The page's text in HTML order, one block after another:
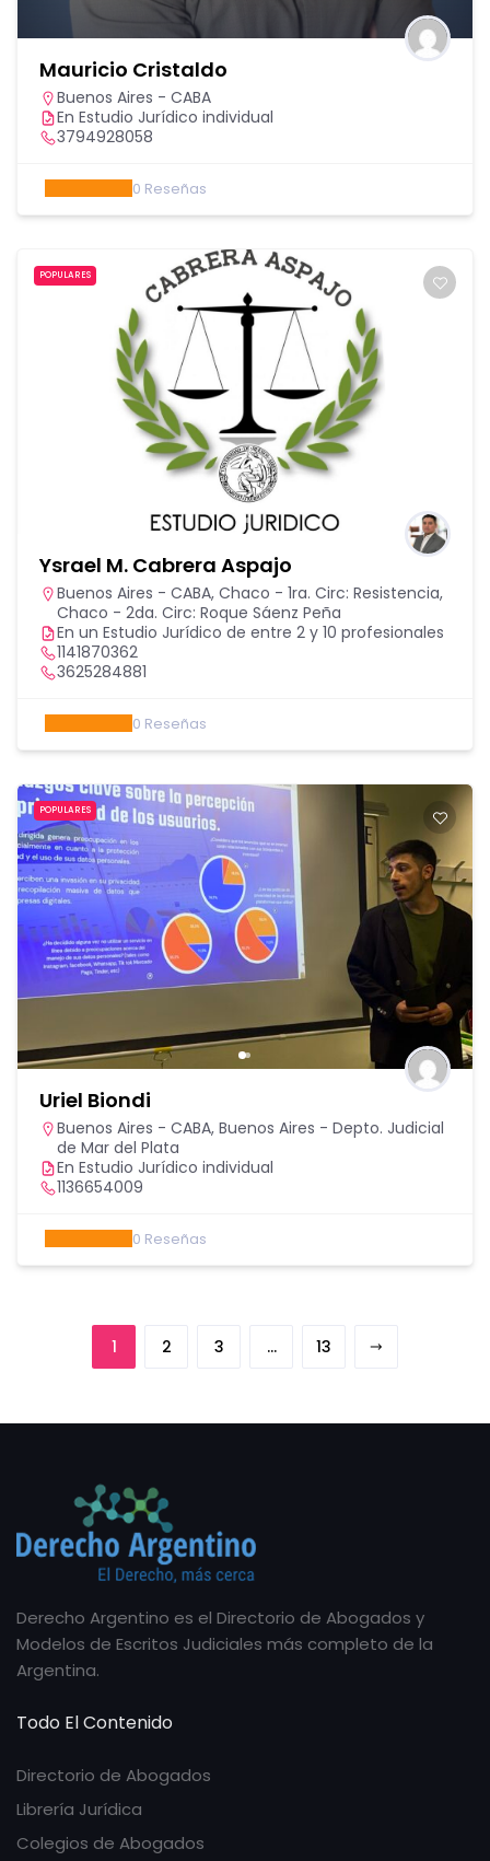
Mauricio Cristaldo
Buenos Aires - CABA
En Estudio Jurídico individual
3794928058
0 Reseñas
POPULARES
Ysrael M. Cabrera Aspajo
Buenos Aires - CABA, Chaco - 1ra. Circ: Resistencia,
Chaco - 2da. Circ: Roque Sáenz Peña
En un Estudio Jurídico de entre 2 y 10 profesionales
1141870362
3625284881
0 Reseñas
POPULARES
Uriel Biondi
Buenos Aires - CABA, Buenos Aires - Depto. Judicial
de Mar del Plata
En Estudio Jurídico individual
1136654009
0 Reseñas
1 2 3 … 13
Derecho Argentino es el Directorio de Abogados y
Modelos de Escritos Judiciales más completo de la
Argentina.
Todo El Contenido
Directorio de Abogados
Librería Jurídica
Colegios de Abogados